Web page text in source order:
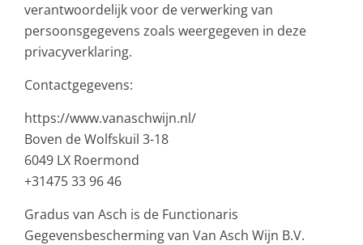
verantwoordelijk voor de verwerking van
persoonsgegevens zoals weergegeven in deze
privacyverklaring.
Contactgegevens:
https://www.vanaschwijn.nl/
Boven de Wolfskuil 3-18
6049 LX Roermond
+31475 33 96 46
Gradus van Asch is de Functionaris
Gegevensbescherming van Van Asch Wijn B.V.